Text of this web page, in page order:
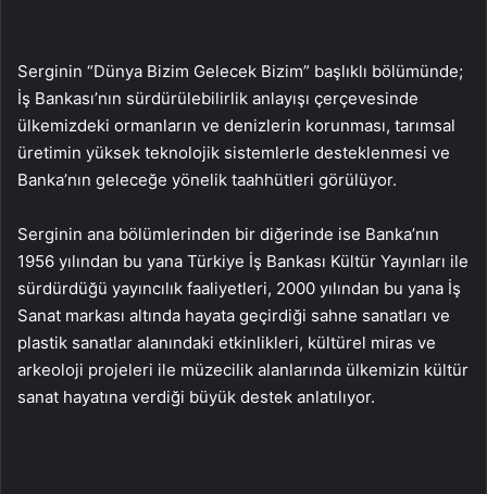
Serginin “Dünya Bizim Gelecek Bizim” başlıklı bölümünde;
İş Bankası’nın sürdürülebilirlik anlayışı çerçevesinde
ülkemizdeki ormanların ve denizlerin korunması, tarımsal
üretimin yüksek teknolojik sistemlerle desteklenmesi ve
Banka’nın geleceğe yönelik taahhütleri görülüyor.
Serginin ana bölümlerinden bir diğerinde ise Banka’nın
1956 yılından bu yana Türkiye İş Bankası Kültür Yayınları ile
sürdürdüğü yayıncılık faaliyetleri, 2000 yılından bu yana İş
Sanat markası altında hayata geçirdiği sahne sanatları ve
plastik sanatlar alanındaki etkinlikleri, kültürel miras ve
arkeoloji projeleri ile müzecilik alanlarında ülkemizin kültür
sanat hayatına verdiği büyük destek anlatılıyor.